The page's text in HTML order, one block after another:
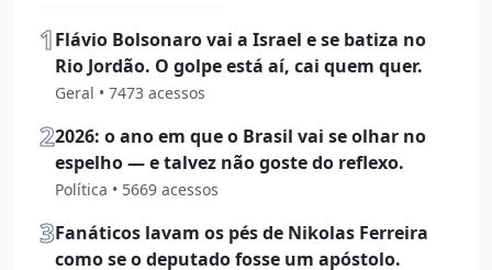
1Flávio Bolsonaro vai a Israel e se batiza no
Rio Jordão. O golpe está aí, cai quem quer.
Geral • 7473 acessos
22026: o ano em que o Brasil vai se olhar no
espelho — e talvez não goste do reflexo.
Política • 5669 acessos
3Fanáticos lavam os pés de Nikolas Ferreira
como se o deputado fosse um apóstolo.